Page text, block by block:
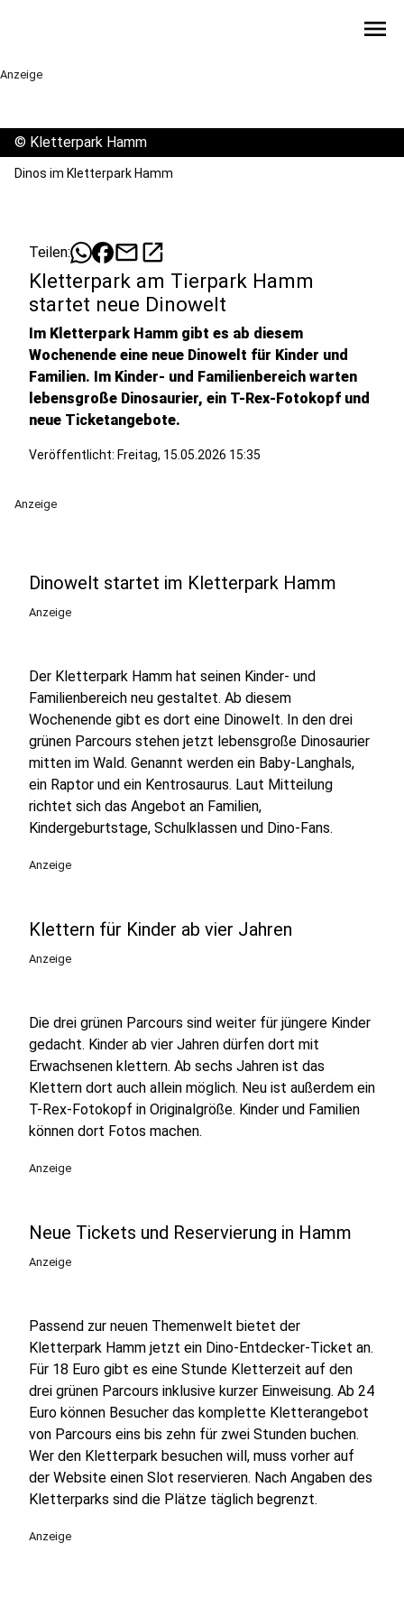
menu
Anzeige
© Kletterpark Hamm
Dinos im Kletterpark Hamm
Teilen: mailopen_in_new
Kletterpark am Tierpark Hamm
startet neue Dinowelt
Im Kletterpark Hamm gibt es ab diesem
Wochenende eine neue Dinowelt für Kinder und
Familien. Im Kinder- und Familienbereich warten
lebensgroße Dinosaurier, ein T-Rex-Fotokopf und
neue Ticketangebote.
Veröffentlicht: Freitag, 15.05.2026 15:35
Anzeige
Dinowelt startet im Kletterpark Hamm
Anzeige
Der Kletterpark Hamm hat seinen Kinder- und
Familienbereich neu gestaltet. Ab diesem
Wochenende gibt es dort eine Dinowelt. In den drei
grünen Parcours stehen jetzt lebensgroße Dinosaurier
mitten im Wald. Genannt werden ein Baby-Langhals,
ein Raptor und ein Kentrosaurus. Laut Mitteilung
richtet sich das Angebot an Familien,
Kindergeburtstage, Schulklassen und Dino-Fans.
Anzeige
Klettern für Kinder ab vier Jahren
Anzeige
Die drei grünen Parcours sind weiter für jüngere Kinder
gedacht. Kinder ab vier Jahren dürfen dort mit
Erwachsenen klettern. Ab sechs Jahren ist das
Klettern dort auch allein möglich. Neu ist außerdem ein
T-Rex-Fotokopf in Originalgröße. Kinder und Familien
können dort Fotos machen.
Anzeige
Neue Tickets und Reservierung in Hamm
Anzeige
Passend zur neuen Themenwelt bietet der
Kletterpark Hamm jetzt ein Dino-Entdecker-Ticket an.
Für 18 Euro gibt es eine Stunde Kletterzeit auf den
drei grünen Parcours inklusive kurzer Einweisung. Ab 24
Euro können Besucher das komplette Kletterangebot
von Parcours eins bis zehn für zwei Stunden buchen.
Wer den Kletterpark besuchen will, muss vorher auf
der Website einen Slot reservieren. Nach Angaben des
Kletterparks sind die Plätze täglich begrenzt.
Anzeige